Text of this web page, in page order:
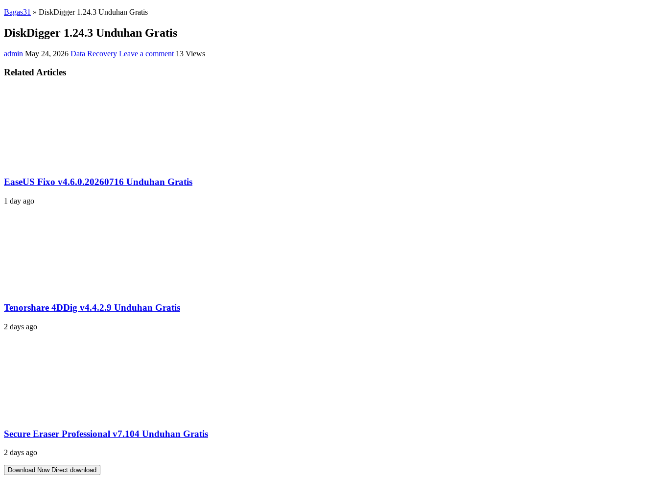
Bagas31 » DiskDigger 1.24.3 Unduhan Gratis
DiskDigger 1.24.3 Unduhan Gratis
admin May 24, 2026 Data Recovery Leave a comment 13 Views
Related Articles
EaseUS Fixo v4.6.0.20260716 Unduhan Gratis
1 day ago
Tenorshare 4DDig v4.4.2.9 Unduhan Gratis
2 days ago
Secure Eraser Professional v7.104 Unduhan Gratis
2 days ago
Download Now Direct download